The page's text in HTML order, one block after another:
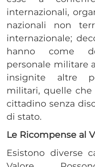
internazionali,
nazionali non
internazionale;
hanno come
personale militare
insignite altre
militari, quelle
cittadino senza
di stato.
Le Ricompense al
Esistono diverse